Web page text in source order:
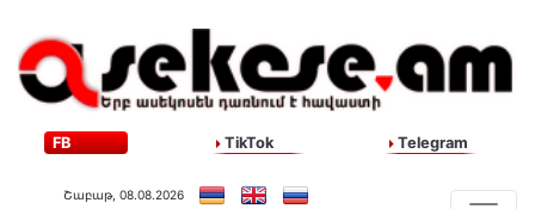
FB TikTok Telegram
Շաբաթ, 08.08.2026